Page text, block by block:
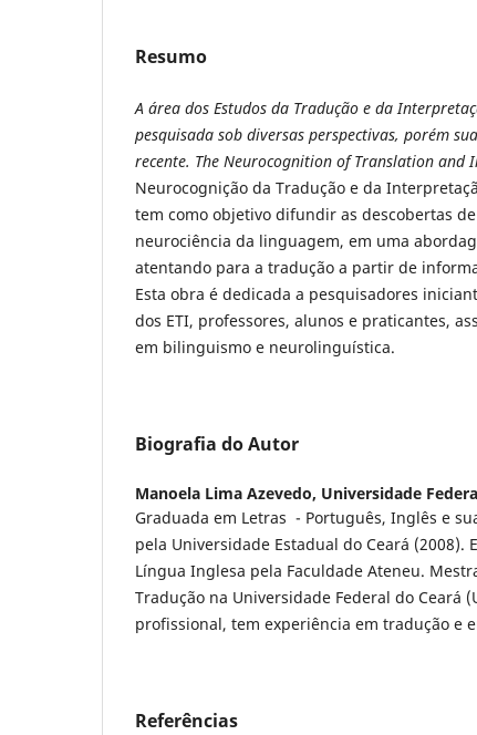
Resumo
A área dos Estudos da Tradução e da
pesquisada sob diversas perspectivas, porém
recente. The Neurocognition of Translation and
Neurocognição da Tradução e da
tem como objetivo difundir as descobertas
neurociência da linguagem, em uma
atentando para a tradução a partir de
Esta obra é dedicada a pesquisadores
dos ETI, professores, alunos e praticantes,
em bilinguismo e neurolinguística.
Biografia do Autor
Manoela Lima Azevedo, Universidade
Graduada em Letras - Português, Inglês e
pela Universidade Estadual do Ceará (2008).
Língua Inglesa pela Faculdade Ateneu.
Tradução na Universidade Federal do Ceará
profissional, tem experiência em tradução e
Referências